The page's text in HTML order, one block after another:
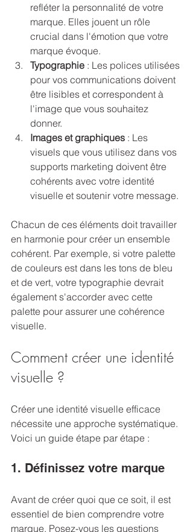
refléter la personnalité de votre
marque. Elles jouent un rôle
crucial dans l'émotion que votre
marque évoque.
Typographie : Les polices utilisées
pour vos communications doivent
être lisibles et correspondent à
l'image que vous souhaitez
donner.
Images et graphiques : Les
visuels que vous utilisez dans vos
supports marketing doivent être
cohérents avec votre identité
visuelle et soutenir votre message.
Chacun de ces éléments doit travailler
en harmonie pour créer un ensemble
cohérent. Par exemple, si votre palette
de couleurs est dans les tons de bleu
et de vert, votre typographie devrait
également s'accorder avec cette
palette pour assurer une cohérence
visuelle.
Comment créer une identité
visuelle ?
Créer une identité visuelle efficace
nécessite une approche systématique.
Voici un guide étape par étape :
1. Définissez votre marque
Avant de créer quoi que ce soit, il est
essentiel de bien comprendre votre
marque. Posez-vous les questions